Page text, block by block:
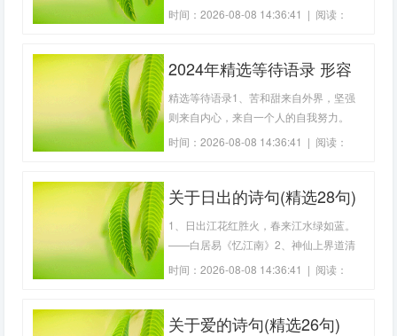
女，碧纱如烟隔窗语。停梭怅然忆远人，
花红易衰似郎意，水流无限似侬愁。——
思处、青
时间：2026-08-08 14:36:41 | 阅读：
2024年精选等待语录 形容
等待人的诗句(精选88句)
精选等待语录1、苦和甜来自外界，坚强
则来自内心，来自一个人的自我努力。
2、时间会慢慢沉淀记忆、有些人会在你
有把握我总在思考应该如何去应付这草蛋
事并且不
时间：2026-08-08 14:36:41 | 阅读：
关于日出的诗句(精选28句)
1、日出江花红胜火，春来江水绿如蓝。
——白居易《忆江南》2、神仙上界道清
虚，那个何亲那个疏。修炼岂教人世识，
——李白《望庐山瀑布》4、秦川朝望
时间：2026-08-08 14:36:41 | 阅读：
关于爱的诗句(精选26句)